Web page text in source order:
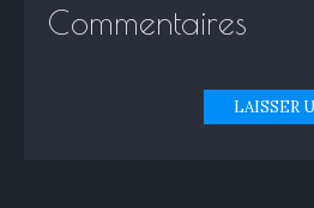
Commentaires
LAISSER